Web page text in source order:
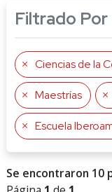
Filtrado Por
Ciencias de la
Maestrías
Escuela
Se encontraron 10